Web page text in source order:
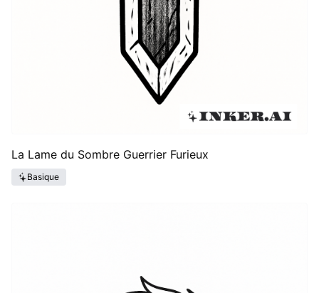
La Lame du Sombre Guerrier Furieux
Basique